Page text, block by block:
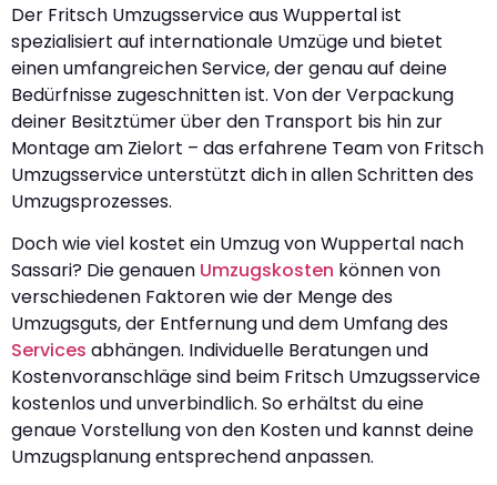
Der Fritsch Umzugsservice aus Wuppertal ist
spezialisiert auf internationale Umzüge und bietet
einen umfangreichen Service, der genau auf deine
Bedürfnisse zugeschnitten ist. Von der Verpackung
deiner Besitztümer über den Transport bis hin zur
Montage am Zielort – das erfahrene Team von Fritsch
Umzugsservice unterstützt dich in allen Schritten des
Umzugsprozesses.
Doch wie viel kostet ein Umzug von Wuppertal nach
Sassari? Die genauen Umzugskosten können von
verschiedenen Faktoren wie der Menge des
Umzugsguts, der Entfernung und dem Umfang des
Services abhängen. Individuelle Beratungen und
Kostenvoranschläge sind beim Fritsch Umzugsservice
kostenlos und unverbindlich. So erhältst du eine
genaue Vorstellung von den Kosten und kannst deine
Umzugsplanung entsprechend anpassen.